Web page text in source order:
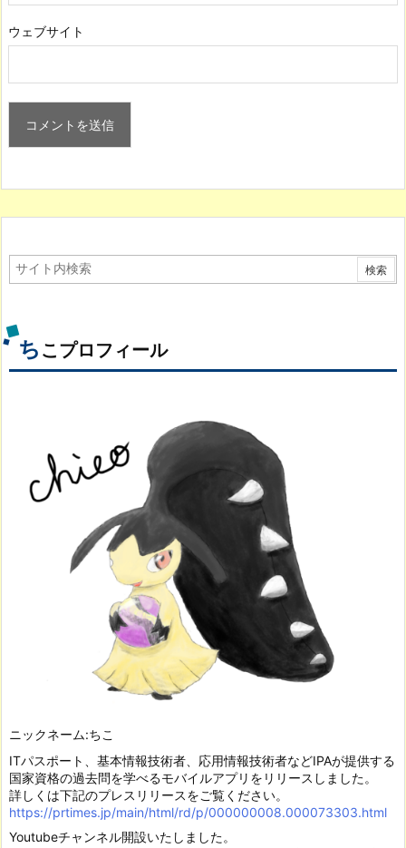
ウェブサイト
ち こプロフィール
ニックネーム:ちこ
ITパスポート、基本情報技術者、応用情報技術者などIPAが提供する
国家資格の過去問を学べるモバイルアプリをリリースしました。
詳しくは下記のプレスリリースをご覧ください。
https://prtimes.jp/main/html/rd/p/000000008.000073303.html
Youtubeチャンネル開設いたしました。